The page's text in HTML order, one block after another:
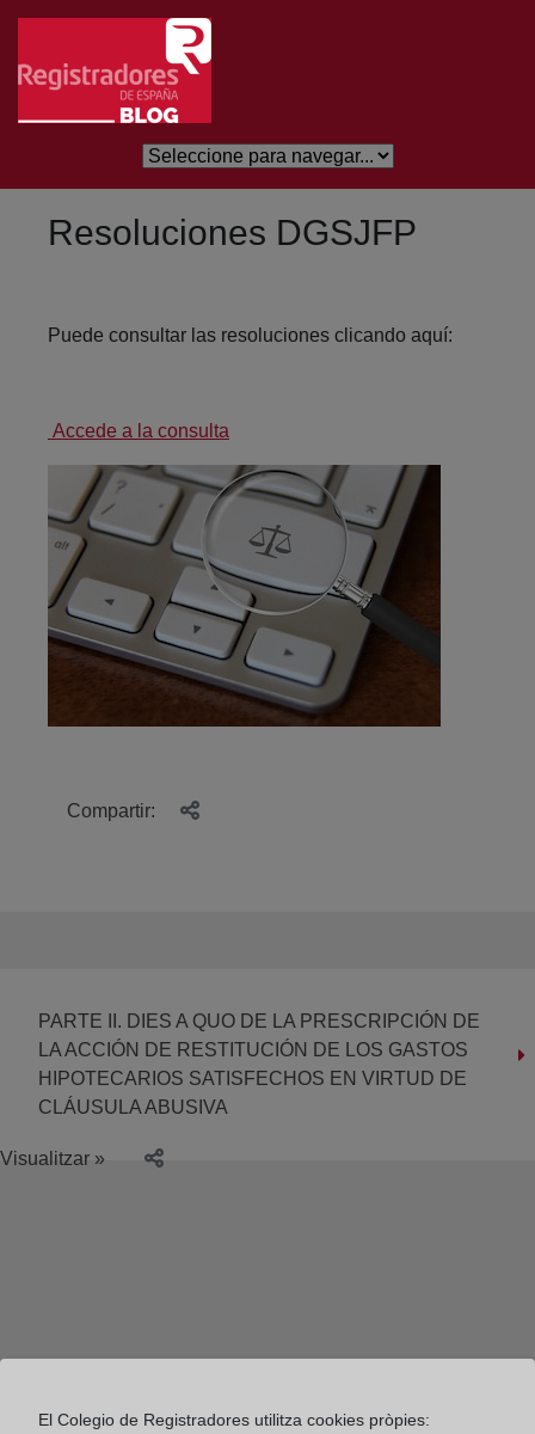
Salta al contingut principal
Resoluciones DGSJFP
Puede consultar las resoluciones clicando aquí:
Accede a la consulta
Compartir:
PARTE II. DIES A QUO DE LA PRESCRIPCIÓN DE
LA ACCIÓN DE RESTITUCIÓN DE LOS GASTOS
HIPOTECARIOS SATISFECHOS EN VIRTUD DE
CLÁUSULA ABUSIVA
Visualitzar »
El Colegio de Registradores utilitza cookies pròpies: